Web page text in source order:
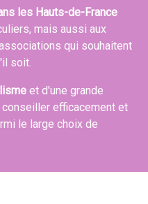
les Hauts-de-France
mais aussi aux
qui souhaitent
soit.
et d'une grande
efficacement et
le large choix de